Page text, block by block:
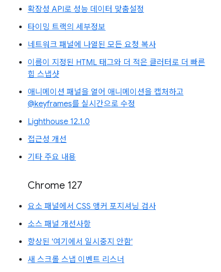
확장성 API로 성능 데이터 맞춤설정
타이밍 트랙의 세부정보
네트워크 패널에 나열된 모든 요청 복사
이름이 지정된 HTML 태그와 더 적은 클러터로 더 빠른
힙 스냅샷
애니메이션 패널을 열어 애니메이션을 캡처하고
@keyframes를 실시간으로 수정
Lighthouse 12.1.0
접근성 개선
기타 주요 내용
Chrome 127
요소 패널에서 CSS 앵커 포지셔닝 검사
소스 패널 개선사항
향상된 '여기에서 일시중지 안함'
새 스크롤 스냅 이벤트 리스너